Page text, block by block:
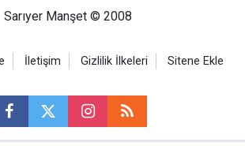
Sarıyer Manşet © 2008
İletişim Gizlilik İlkeleri Sitene Ekle